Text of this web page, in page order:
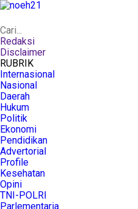
Redaksi
Disclaimer
RUBRIK
Internasional
Nasional
Daerah
Hukum
Politik
Ekonomi
Pendidikan
Advertorial
Profile
Kesehatan
Opini
TNI-POLRI
Parlementaria